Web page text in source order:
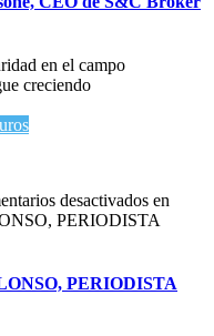
en el campo
creciendo
desactivados en
PERIODISTA
PERIODISTA